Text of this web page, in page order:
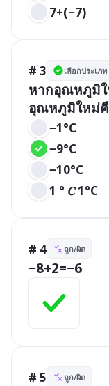
7+(−7)
# 3 เลือกประเภท
หากอุณหภูมิใ
อุณหภูมิใหม่คื
−1°C
−9°C
−10°C
1 ° 𝐶 1°C
# 4 ถูก/ผิด
−8+2=−6
# 5 ถูก/ผิด